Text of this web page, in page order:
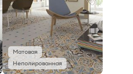
Матовая
Неполированная